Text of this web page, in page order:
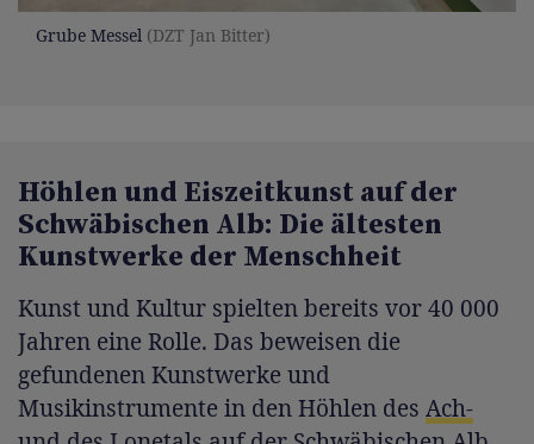
Grube Messel (DZT Jan Bitter)
Höhlen und Eiszeitkunst auf der
Schwäbischen Alb: Die ältesten
Kunstwerke der Menschheit
Kunst und Kultur spielten bereits vor 40 000
Jahren eine Rolle. Das beweisen die
gefundenen Kunstwerke und
Musikinstrumente in den Höhlen des Ach-